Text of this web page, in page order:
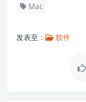
Mac
发表至： 软件